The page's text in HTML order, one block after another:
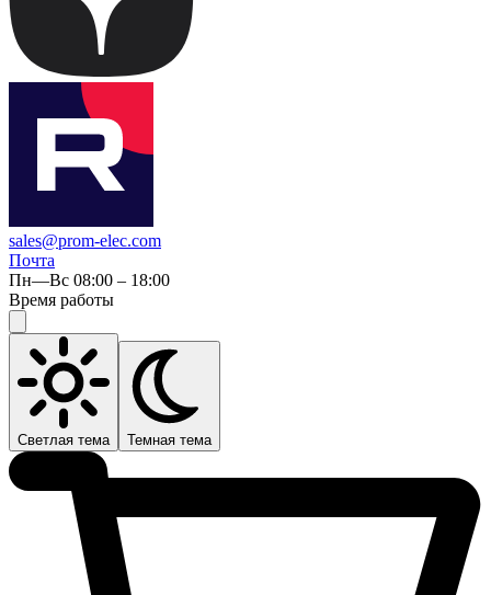
sales@prom-elec.com
Почта
Пн—Вс 08:00 – 18:00
Время работы
Светлая тема Темная тема